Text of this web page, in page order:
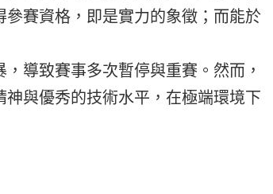
賽資格，即是實力的象徵；而能於
導致賽事多次暫停與重賽。然而，
與優秀的技術水平，在極端環境下